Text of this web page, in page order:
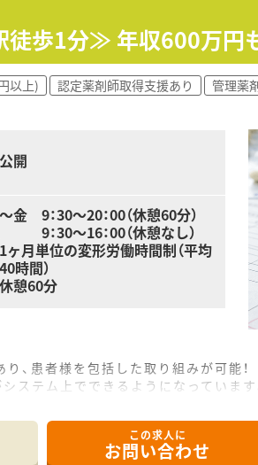
徒歩1分≫ 年収600万円
以上) 認定薬剤師取得支援あり 管理薬
開
金 9：30～20：00（休憩60分）
：30～16：00（休憩なし）
月単位の変形労働時間制（平均
時間）
憩60分
、患者様を包括した取り組みが可能！
テム上でできるようになっています
8時点）症例も多く、取得を目指した
動が苦手な方でも安心
この求人に
お問い合わせ